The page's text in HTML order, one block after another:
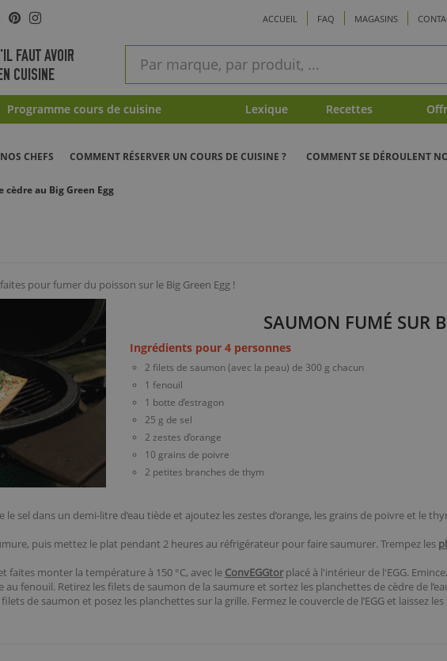
Pinterest
Instagram ACCUEIL FAQ MAGASINS
FAUT AVOIR
CUISINE
rapide
Programme cours de cuisine Lexique Recettes
CHEFS COMMENT RÉSERVER UN COURS DE CUISINE ? COMMENT SE DÉROULENT
au Big Green Egg
pour fumer du poisson sur le Big Green Egg !
SAUMON FUMÉ SUR
Ingrédients pour 4 personnes
2 filets de saumon (avec la peau) de 300 g chacun
1 fenouil
1 botte d’estragon
25 g de sel
2 zestes d’orange
10 grains de poivre
2 petites branches de thym
sel dans un demi-litre d’eau tiède et ajoutez les zestes d’orange, les grains de poivre et le
puis mettez le plat pendant 2 heures au réfrigérateur pour faire saumurer. Trempez les
faites monter la température à 150 °C, avec le ConvEGGtorplacé à l'intérieur de l'EGG.
fenouil. Retirez les filets de saumon de la saumure et sortez les planchettes de cèdre de
de saumon et posez les planchettes sur la grille. Fermez le couvercle de l’EGG et laissez